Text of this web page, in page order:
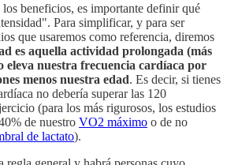
beneficios, es importante definir qué
Para simplificar, y para ser
que usaremos como referencia, diremos
es aquella actividad prolongada (más
eleva nuestra frecuencia cardíaca por
menos nuestra edad. Es decir, si tienes
no debería superar las 120
(para los más rigurosos, los estudios
de nuestro VO2 máximo o de no
de lactato).